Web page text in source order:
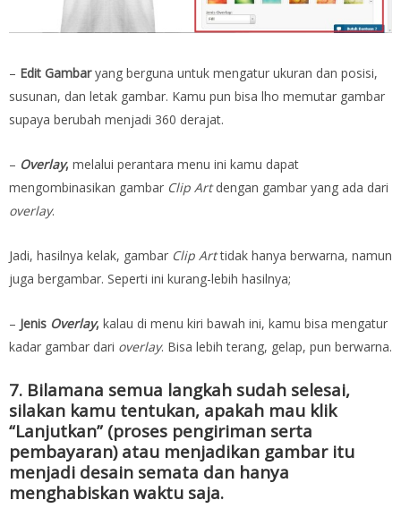
– Edit Gambaryang berguna untuk mengatur ukuran dan posisi,
susunan, dan letak gambar. Kamu pun bisa lho memutar gambar
supaya berubah menjadi 360 derajat.
– Overlay, melalui perantara menu ini kamu dapat
mengombinasikan gambar Clip Artdengan gambar yang ada dari
overlay.
Jadi, hasilnya kelak, gambar Clip Arttidak hanya berwarna, namun
juga bergambar. Seperti ini kurang-lebih hasilnya;
– Jenis Overlay, kalau di menu kiri bawah ini, kamu bisa mengatur
kadar gambar dari overlay. Bisa lebih terang, gelap, pun berwarna.
7. Bilamana semua langkah sudah selesai,
silakan kamu tentukan, apakah mau klik
“Lanjutkan” (proses pengiriman serta
pembayaran) atau menjadikan gambar itu
menjadi desain semata dan hanya
menghabiskan waktu saja.